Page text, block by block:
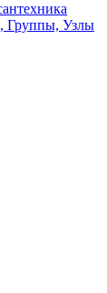
Группы, Узлы